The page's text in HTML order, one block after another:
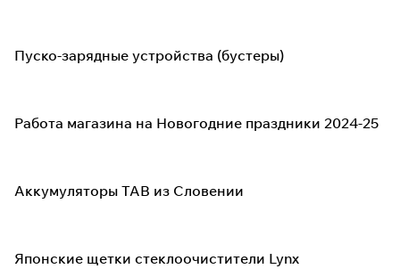
Пуско-зарядные устройства (бустеры)
Работа магазина на Новогодние праздники 2024-25
Аккумуляторы TAB из Словении
Японские щетки стеклоочистители Lynx